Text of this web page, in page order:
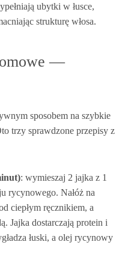
ubytki w łusce,
strukturę włosa.
—
sposobem na szybkie
trzy sprawdzone przepisy z
: wymieszaj 2 jajka z 1
rycynowego. Nałóż na
ciepłym ręcznikiem, a
Jajka dostarczają protein i
łuski, a olej rycynowy